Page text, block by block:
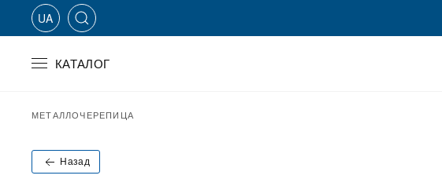
Skip to main content
UA
КАТАЛОГ
МЕТАЛЛОЧЕРЕПИЦА
Назад